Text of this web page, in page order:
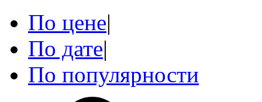
По цене|
По дате|
По популярности